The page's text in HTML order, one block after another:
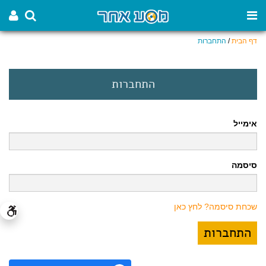
דף הבית/ התחברות
התחברות
אימייל
סיסמה
שכחת סיסמה? לחץ כאן